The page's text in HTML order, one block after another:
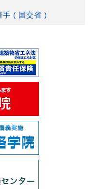
手 ( 国交省 )